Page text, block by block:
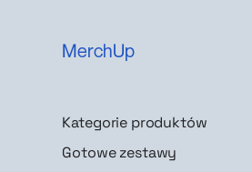
MerchUp
Kategorie produktów
Gotowe zestawy